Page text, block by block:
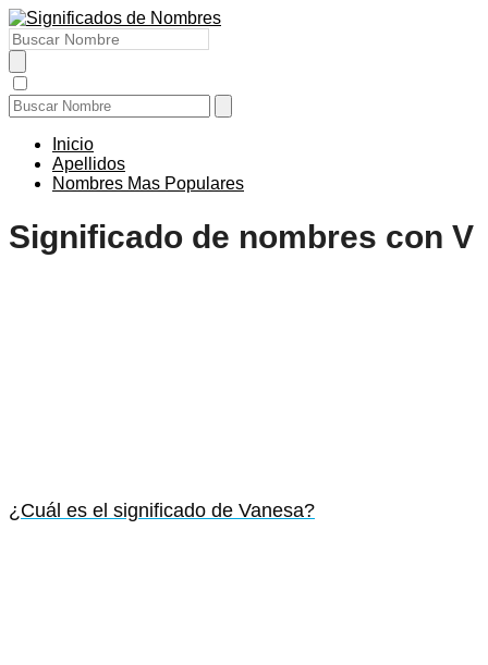
Inicio
Apellidos
Nombres Mas Populares
Significado de nombres con V
¿Cuál es el significado de Vanesa?